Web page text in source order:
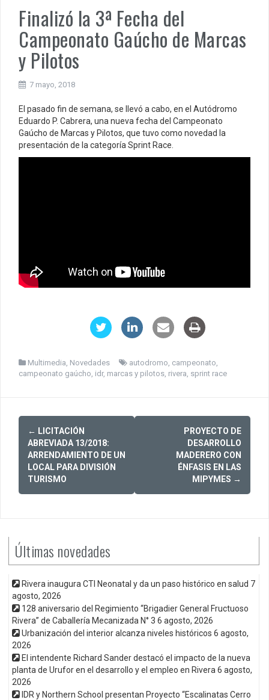
Finalizó la 3ª Fecha del
Campeonato Gaúcho de Marcas
y Pilotos
7 mayo, 2018
El pasado fin de semana, se llevó a cabo, en el Autódromo
Eduardo P. Cabrera, una nueva fecha del Campeonato
Gaúcho de Marcas y Pilotos, que tuvo como novedad la
presentación de la categoría Sprint Race.
Multimedia Novedades autodromo campeonato
campeonato gaúcho idr, marcas y pilotos rivera sprint race
Post
navigation
← LICITACIÓN
ABREVIADA 13/2018:
ARRENDAMIENTO DE UN
LOCAL PARA DIVISIÓN
TURISMO
PROYECTO DE
DESARROLLO
MADERERO CON
ÉNFASIS EN LAS
MIPYMES →
Últimas novedades
Rivera inaugura CTI Neonatal y da un paso histórico en salud 7
agosto, 2026
128 aniversario del Regimiento “Brigadier General Fructuoso
Rivera” de Caballería Mecanizada N° 3 6 agosto, 2026
Urbanización del interior alcanza niveles históricos 6 agosto,
2026
El intendente Richard Sander destacó el impacto de la nueva
planta de Urufor en el desarrollo y el empleo en Rivera 6 agosto,
2026
IDR y Northern School presentan Proyecto “Escalinatas Cerro